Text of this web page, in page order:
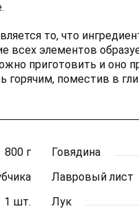
то, что
всех элементов
приготовить и оно
горячим, поместив в
800 г Говядина
Лавровый лист
1 шт. Лук